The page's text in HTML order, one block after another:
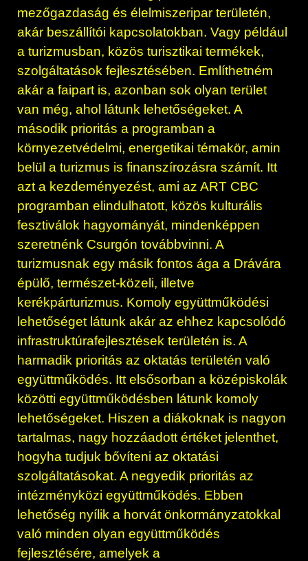
mezőgazdaság és élelmiszeripar területén,
akár beszállítói kapcsolatokban. Vagy például
a turizmusban, közös turisztikai termékek,
szolgáltatások fejlesztésében. Említhetném
akár a faipart is, azonban sok olyan terület
van még, ahol látunk lehetőségeket. A
második prioritás a programban a
környezetvédelmi, energetikai témakör, amin
belül a turizmus is finanszírozásra számít. Itt
azt a kezdeményezést, ami az ART CBC
programban elindulhatott, közös kulturális
fesztiválok hagyományát, mindenképpen
szeretnénk Csurgón továbbvinni. A
turizmusnak egy másik fontos ága a Drávára
épülő, természet-közeli, illetve
kerékpárturizmus. Komoly együttműködési
lehetőséget látunk akár az ehhez kapcsolódó
infrastruktúrafejlesztések területén is. A
harmadik prioritás az oktatás területén való
együttműködés. Itt elsősorban a középiskolák
közötti együttműködésben látunk komoly
lehetőségeket. Hiszen a diákoknak is nagyon
tartalmas, nagy hozzáadott értéket jelenthet,
hogyha tudjuk bővíteni az oktatási
szolgáltatásokat. A negyedik prioritás az
intézményközi együttműködés. Ebben
lehetőség nyílik a horvát önkormányzatokkal
való minden olyan együttműködés
fejlesztésére, amelyek a